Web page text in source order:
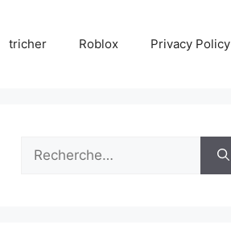
tricher Roblox Privacy Policy
Rechercher :